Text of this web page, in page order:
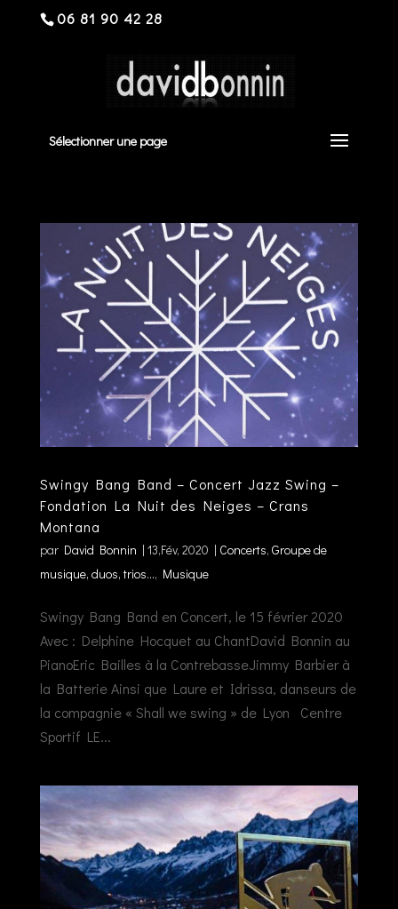
06 81 90 42 28
Sélectionner une page
Swingy Bang Band – Concert Jazz Swing –
Fondation La Nuit des Neiges – Crans
Montana
par David Bonnin | 13,Fév, 2020 | Concerts, Groupe de
musique, duos, trios..., Musique
Swingy Bang Band en Concert, le 15 février 2020
Avec : Delphine Hocquet au ChantDavid Bonnin au
PianoEric Bailles à la ContrebasseJimmy Barbier à
la Batterie Ainsi que Laure et Idrissa, danseurs de
la compagnie « Shall we swing » de Lyon Centre
Sportif LE...